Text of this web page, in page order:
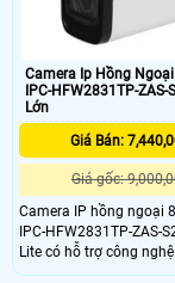
Camera Ip Hồng
IPC-HFW2831TP-ZAS-
Lớn
Giá Bán:
Giá gốc:
Camera IP hồng ngoại
IPC-HFW2831TP-ZAS-S2 là
Lite có hỗ trợ công
với độ nhạy sáng cực